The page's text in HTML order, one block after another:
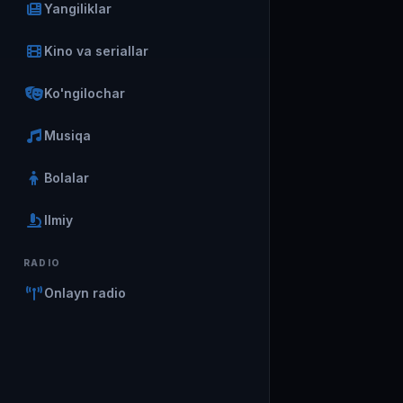
Yangiliklar
Kino va seriallar
Ko'ngilochar
Musiqa
Bolalar
Ilmiy
RADIO
Onlayn radio